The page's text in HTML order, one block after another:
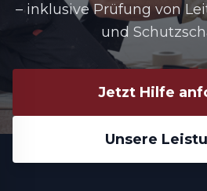
– inklusive Prüfung von
und
Jetzt Hilfe
Unsere